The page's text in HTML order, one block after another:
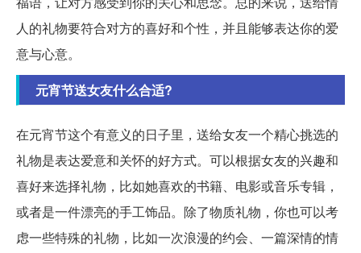
人的礼物要符合对方的喜好和个性，并且能够表达你的爱
意与心意。
元宵节送女友什么合适?
在元宵节这个有意义的日子里，送给女友一个精心挑选的
礼物是表达爱意和关怀的好方式。可以根据女友的兴趣和
喜好来选择礼物，比如她喜欢的书籍、电影或音乐专辑，
或者是一件漂亮的手工饰品。除了物质礼物，你也可以考
虑一些特殊的礼物，比如一次浪漫的约会、一篇深情的情